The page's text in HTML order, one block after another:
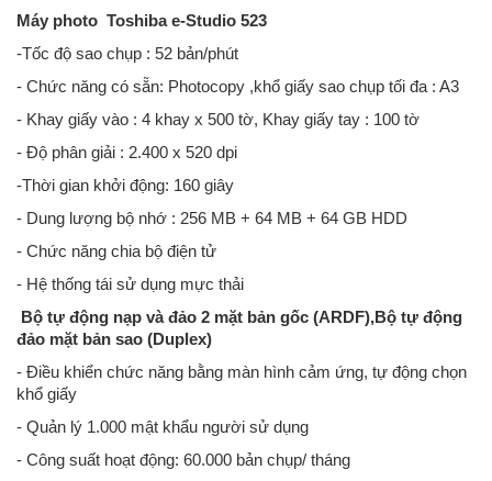
Máy photo Toshiba e-Studio 523
-Tốc độ sao chụp : 52 bản/phút
- Chức năng có sẵn: Photocopy ,khổ giấy sao chụp tối đa : A3
- Khay giấy vào : 4 khay x 500 tờ, Khay giấy tay : 100 tờ
- Độ phân giải : 2.400 x 520 dpi
-Thời gian khởi động: 160 giây
- Dung lượng bộ nhớ : 256 MB + 64 MB + 64 GB HDD
- Chức năng chia bộ điện tử
- Hệ thống tái sử dụng mực thải
Bộ tự động nạp và đảo 2 mặt bản gốc (ARDF),Bộ tự động
đảo mặt bản sao (Duplex)
- Điều khiển chức năng bằng màn hình cảm ứng, tự động chọn
khổ giấy
- Quản lý 1.000 mật khẩu người sử dụng
- Công suất hoạt động: 60.000 bản chụp/ tháng